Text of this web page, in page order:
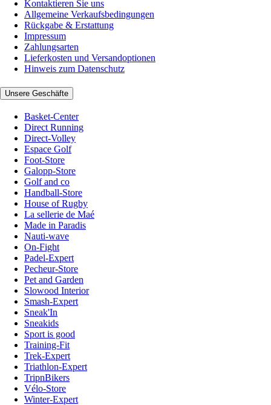
Kontaktieren Sie uns
Allgemeine Verkaufsbedingungen
Rückgabe & Erstattung
Impressum
Zahlungsarten
Lieferkosten und Versandoptionen
Hinweis zum Datenschutz
Unsere Geschäfte
Basket-Center
Direct Running
Direct-Volley
Espace Golf
Foot-Store
Galopp-Store
Golf and co
Handball-Store
House of Rugby
La sellerie de Maé
Made in Paradis
Nauti-wave
On-Fight
Padel-Expert
Pecheur-Store
Pet and Garden
Slowood Interior
Smash-Expert
Sneak'In
Sneakids
Sport is good
Training-Fit
Trek-Expert
Triathlon-Expert
TripnBikers
Vélo-Store
Winter-Expert